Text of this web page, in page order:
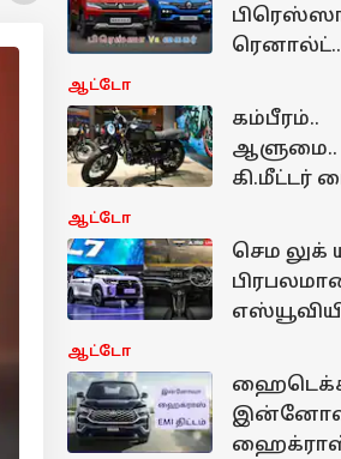
ரெனால்ட்
குறைவான
பட்ஜெட்டில்
நிறைவான
எஸ்யூவி
ஆட்டோ
கம்பீரம்..
ஆளுமை..
கி.மீட்டர்
பைக்கை
விலை
ஆட்டோ
செம லுக்
மாருதி
ஆட்டோ